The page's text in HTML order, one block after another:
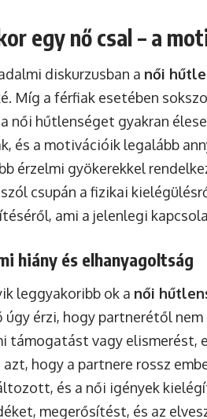
egy nő csal – a
diskurzusban a női
Míg a férfiak esetében
női hűtlenséget gyakran
és a motivációik legalább
érzelmi gyökerekkel
csupán a fizikai
ami a jelenlegi
hiány és elhanyagoltság
leggyakoribb ok a női
úgy érzi, hogy partnerétől
támogatást vagy elismerést,
hogy a partnere rossz
és a női igények
megerősítést, és az